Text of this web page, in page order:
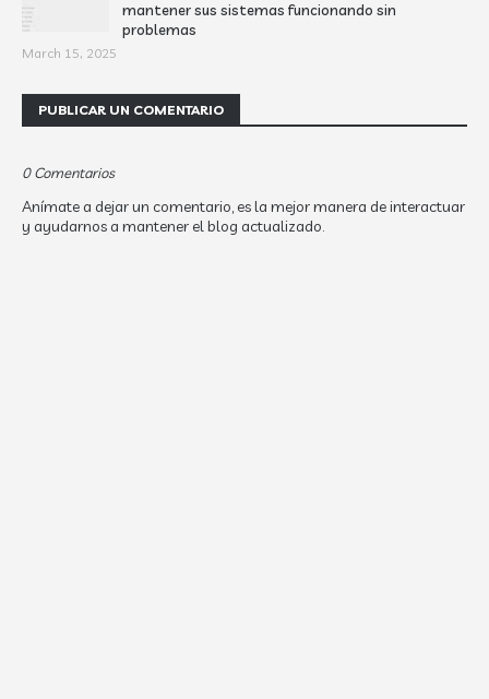
mantener sus sistemas funcionando sin
problemas
March 15, 2025
PUBLICAR UN COMENTARIO
0 Comentarios
Anímate a dejar un comentario, es la mejor manera de interactuar
y ayudarnos a mantener el blog actualizado.